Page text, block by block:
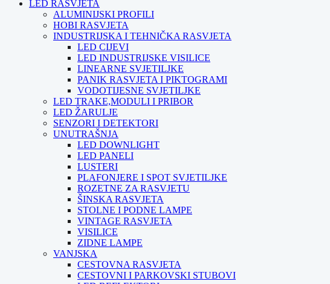
LED RASVJETA
ALUMINIJSKI PROFILI
HOBI RASVJETA
INDUSTRIJSKA I TEHNIČKA RASVJETA
LED CIJEVI
LED INDUSTRIJSKE VISILICE
LINEARNE SVJETILJKE
PANIK RASVJETA I PIKTOGRAMI
VODOTIJESNE SVJETILJKE
LED TRAKE,MODULI I PRIBOR
LED ŽARULJE
SENZORI I DETEKTORI
UNUTRAŠNJA
LED DOWNLIGHT
LED PANELI
LUSTERI
PLAFONJERE I SPOT SVJETILJKE
ROZETNE ZA RASVJETU
ŠINSKA RASVJETA
STOLNE I PODNE LAMPE
VINTAGE RASVJETA
VISILICE
ZIDNE LAMPE
VANJSKA
CESTOVNA RASVJETA
CESTOVNI I PARKOVSKI STUBOVI